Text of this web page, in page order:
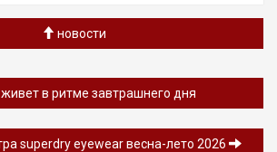
новости
в ритме завтрашнего дня
superdry eyewear весна-лето 2026